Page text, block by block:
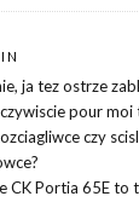
ja tez ostrze
pour moi
czy
CK Portia 65E